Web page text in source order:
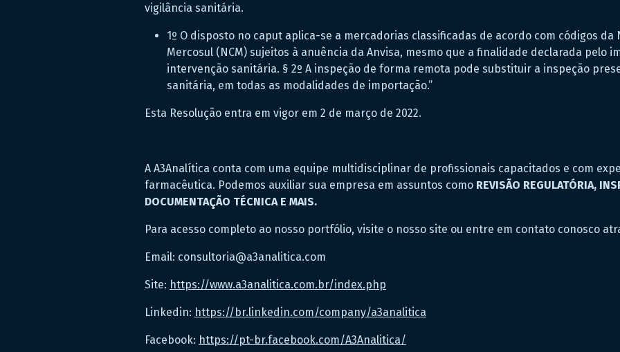
vigilância sanitária.
1º O disposto no caput aplica-se a mercadorias classificadas de acordo com códigos da
Mercosul (NCM) sujeitos à anuência da Anvisa, mesmo que a finalidade declarada pelo
intervenção sanitária. § 2º A inspeção de forma remota pode substituir a inspeção
sanitária, em todas as modalidades de importação.”
Esta Resolução entra em vigor em 2 de março de 2022.
A A3Analítica conta com uma equipe multidisciplinar de profissionais capacitados e com
farmacêutica. Podemos auxiliar sua empresa em assuntos como REVISÃO REGULATÓRIA,
DOCUMENTAÇÃO TÉCNICA E MAIS.
Para acesso completo ao nosso portfólio, visite o nosso site ou entre em contato conosco
Email: consultoria@a3analitica.com
Site: https://www.a3analitica.com.br/index.php
Linkedin: https://br.linkedin.com/company/a3analitica
Facebook: https://pt-br.facebook.com/A3Analitica/